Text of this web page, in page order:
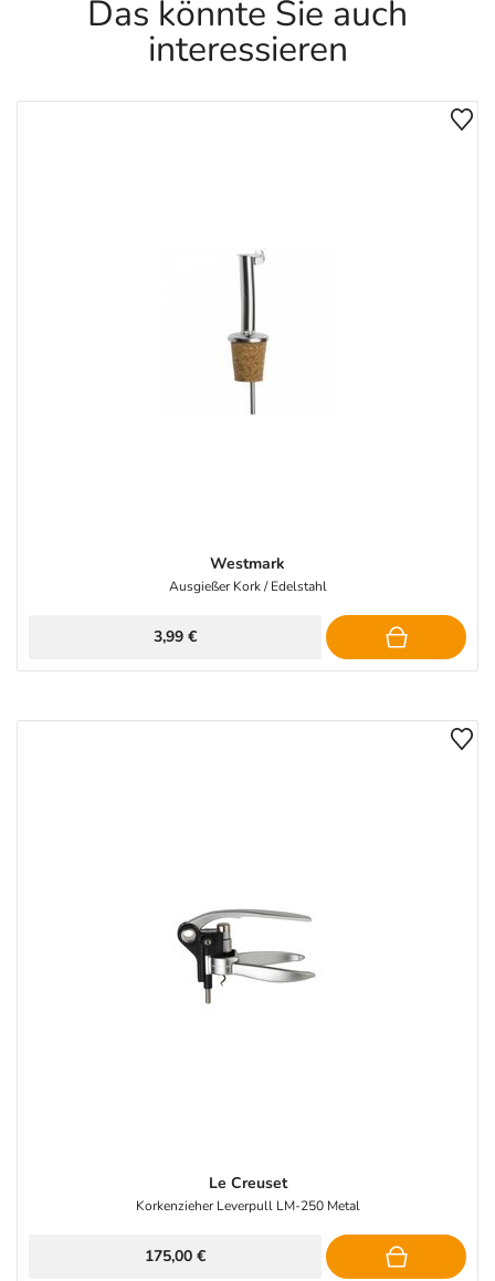
Das könnte Sie auch
interessieren
Westmark
Ausgießer Kork / Edelstahl
3,99 €
Le Creuset
Korkenzieher Leverpull LM-250 Metal
175,00 €